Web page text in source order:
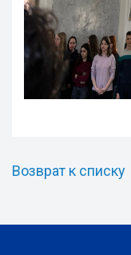
Возврат к списку